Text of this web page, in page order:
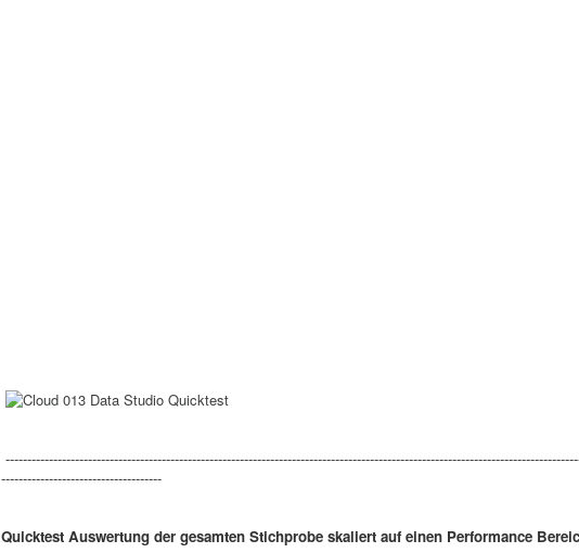
-------------------------------------
Quicktest Auswertung der gesamten Stichprobe skaliert auf einen Performance